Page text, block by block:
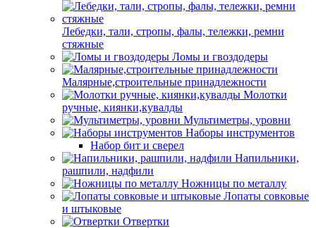
Лебедки, тали, стропы, фалы, тележки, ремни
стяжные
Ломы и гвоздодеры
Малярные,строительные принадлежности
Молотки
ручные, киянки,кувалды
Мультиметры, уровни
Наборы инструментов
Набор бит и сверел
Напильники,
рашпили, надфили
Ножницы по металлу
Лопаты совковые
и штыковые
Отвертки